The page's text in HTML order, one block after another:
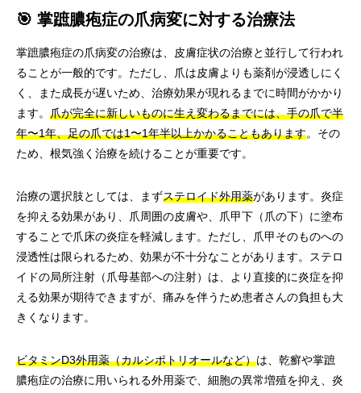
🎯 掌蹠膿疱症の爪病変に対する治療法
掌蹠膿疱症の爪病変の治療は、皮膚症状の治療と並行して行われ
ることが一般的です。ただし、爪は皮膚よりも薬剤が浸透しにく
く、また成長が遅いため、治療効果が現れるまでに時間がかかり
ます。 爪が完全に新しいものに生え変わるまでには、手の爪で半
年〜1年、足の爪では1〜1年半以上かかることもあります。その
ため、根気強く治療を続けることが重要です。
治療の選択肢としては、まずステロイド外用薬があります。炎症
を抑える効果があり、爪周囲の皮膚や、爪甲下（爪の下）に塗布
することで爪床の炎症を軽減します。ただし、爪甲そのものへの
浸透性は限られるため、効果が不十分なことがあります。ステロ
イドの局所注射（爪母基部への注射）は、より直接的に炎症を抑
える効果が期待できますが、痛みを伴うため患者さんの負担も大
きくなります。
ビタミンD3外用薬（カルシポトリオールなど）は、乾癬や掌蹠
膿疱症の治療に用いられる外用薬で、細胞の異常増殖を抑え、炎